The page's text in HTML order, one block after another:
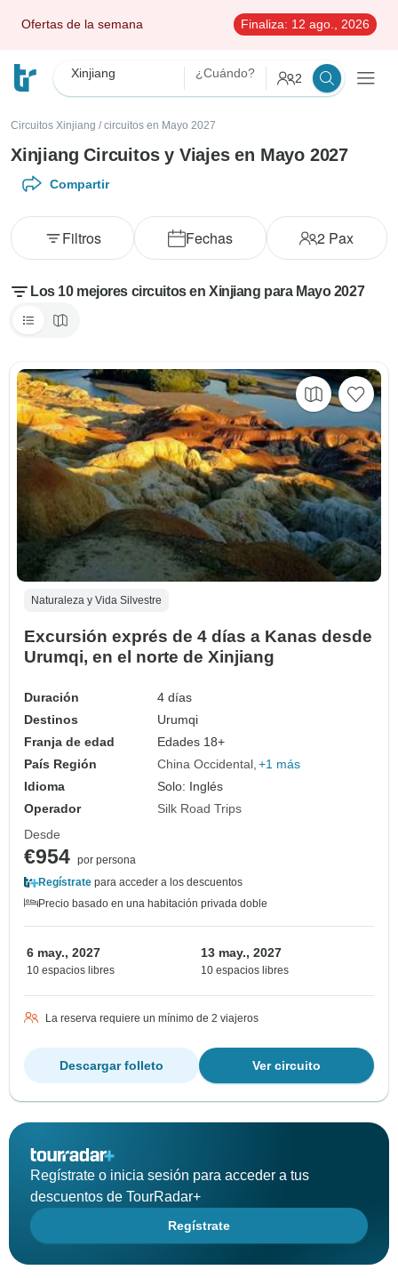
Ofertas de la semana Finaliza: 12 ago., 2026
Xinjiang ¿Cuándo? 2
Circuitos Xinjiang / circuitos en Mayo 2027
Xinjiang Circuitos y Viajes en Mayo 2027
Compartir
Fechas 2 Pax
Filtros
Los 10 mejores circuitos en Xinjiang para Mayo 2027
Naturaleza y Vida Silvestre
Excursión exprés de 4 días a Kanas desde
Urumqi, en el norte de Xinjiang
Duración
4 días
Destinos
Urumqi
Franja de edad
Edades 18+
País Región
China Occidental +1 más
Idioma
Solo: Inglés
Operador
Silk Road Trips
Desde
€954 por persona
Regístrate para acceder a los descuentos
Precio basado en una habitación privada doble
6 may., 2027
10 espacios libres
13 may., 2027
10 espacios libres
La reserva requiere un mínimo de 2 viajeros
Ver circuito
Descargar folleto
Regístrate o inicia sesión para acceder a tus
descuentos de TourRadar+
Regístrate